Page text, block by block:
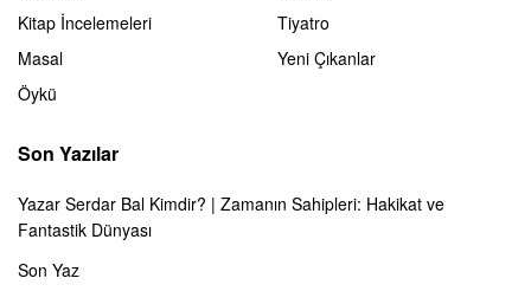
Kitap İncelemeleri
Masal
Öykü
Tiyatro
Yeni Çıkanlar
Son Yazılar
Yazar Serdar Bal Kimdir? | Zamanın Sahipleri: Hakikat ve
Fantastik Dünyası
Son Yaz